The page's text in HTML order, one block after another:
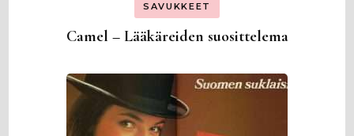
SAVUKKEET
Camel – Lääkäreiden suosittelema